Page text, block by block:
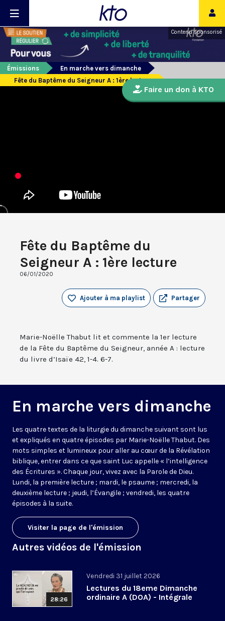
Contenu sponsorisé
Émissions
En marche vers dimanche
Fête du Baptême du Seigneur A : 1ère lecture
Fête du Baptême du
Seigneur A : 1ère lecture
06/01/2020
Partager
Ajouter à ma playlist
Marie-Noëlle Thabut lit et commente la 1er lecture
de la Fête du Baptême du Seigneur, année A : lecture
du livre d’Isaïe 42, 1-4. 6-7.
En marche vers dimanche
Les quatre textes de la liturgie du dimanche suivant sont lus
et expliqués en quatre épisodes par Marie-Noëlle Thabut. Des
mots simples et lumineux pour aller au cœur de la Révélation
biblique, entrer dans ce que saint Luc appelle « l’intelligence
des Écritures ». Chaque jour, vivez avec la Parole de Dieu.
Lundi, la première lecture ; mardi, le psaume ; mercredi, la
deuxième lecture ; jeudi, l’Évangile ; vendredi, les quatre
épisodes à la suite.
Visiter la page de l'émission
Autres vidéos de l'émission
28:26
Vendredi 31 juillet 2026
Lectures du 18eme Dimanche
ordinaire A (DOA) - Intégrale
Faire un don à KTO